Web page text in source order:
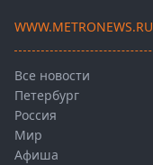
WWW.METRONEWS.RU
Все новости
Петербург
Россия
Мир
Афиша